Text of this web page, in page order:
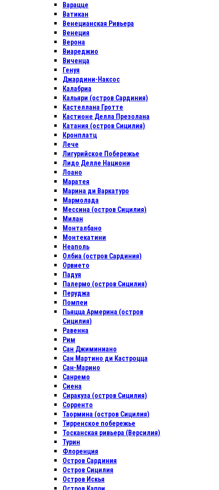
Варацце
Ватикан
Венецианская Ривьера
Венеция
Верона
Виареджио
Виченца
Генуя
Джардини-Наксос
Калабриа
Кальяри (остров Сардиния)
Кастеллана Гротте
Кастионе Делла Презолана
Катания (остров Сицилия)
Кронплатц
Лече
Лигурийское Побережье
Лидо Делле Национи
Лоано
Маратея
Марина ди Варкатуро
Мармолада
Мессина (остров Сицилия)
Милан
Монталбано
Монтекатини
Неаполь
Олбиа (остров Сардиния)
Орвието
Падуя
Палермо (остров Сицилия)
Перуджа
Помпеи
Пьяцца Армерина (остров
Сицилия)
Равенна
Рим
Сан Джиминиано
Сан Мартино ди Кастроцца
Сан-Марино
Санремо
Сиена
Сиракуза (остров Сицилия)
Сорренто
Таормина (остров Сицилия)
Тирренское побережье
Тосканская ривьера (Версилия)
Турин
Флоренция
Остров Сардиния
Остров Сицилия
Остров Искья